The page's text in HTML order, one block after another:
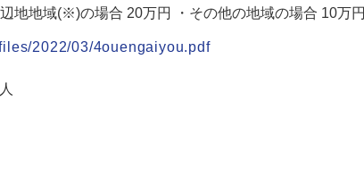
地地域(※)の場合 20万円 ・その他の地域の場合 10万円
2022/03/4ouengaiyou.pdf